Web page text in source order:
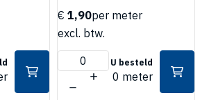
€ 1,90per meter
excl. btw.
U besteld
0 meter